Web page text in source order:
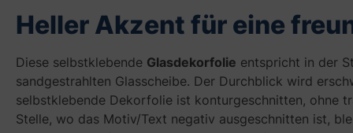
Heller Akzent für eine
Diese selbstklebende Glasdekorfolie entspricht in der
sandgestrahlten Glasscheibe. Der Durchblick wird
selbstklebende Dekorfolie ist konturgeschnitten, ohne
Stelle, wo das Motiv/Text negativ ausgeschnitten ist,